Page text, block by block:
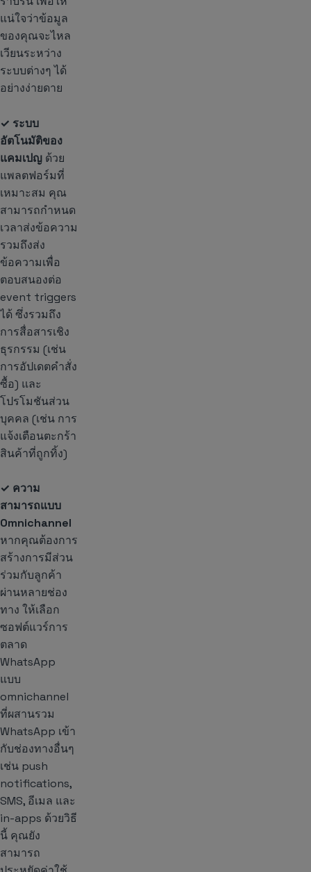
แน่ใจว่าข้อมูล
ของคุณจะไหล
เวียนระหว่าง
ระบบต่างๆ ได้
อย่างง่ายดาย
✓ ระบบ
อัตโนมัติของ
แคมเปญ ด้วย
แพลตฟอร์มที่
เหมาะสม คุณ
สามารถกำหนด
เวลาส่งข้อความ
รวมถึงส่ง
ข้อความเพื่อ
ตอบสนองต่อ
event triggers
ได้ ซึ่งรวมถึง
การสื่อสารเชิง
ธุรกรรม (เช่น
การอัปเดตคำสั่ง
ซื้อ) และ
โปรโมชันส่วน
บุคคล (เช่น การ
แจ้งเตือนตะกร้า
สินค้าที่ถูกทิ้ง)
✓ ความ
สามารถแบบ
Omnichannel
หากคุณต้องการ
สร้างการมีส่วน
ร่วมกับลูกค้า
ผ่านหลายช่อง
ทาง ให้เลือก
ซอฟต์แวร์การ
ตลาด
WhatsApp
แบบ
omnichannel
ที่ผสานรวม
WhatsApp เข้า
กับช่องทางอื่นๆ
เช่น push
notifications,
SMS, อีเมล และ
in-apps ด้วยวิธี
นี้ คุณยัง
สามารถ